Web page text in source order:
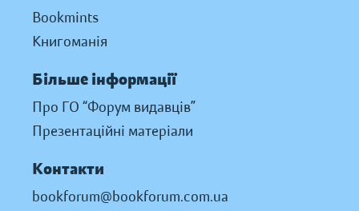
Bookmints
Книгоманія
Більше інформації
Про ГО “Форум видавців”
Презентаційні матеріали
Контакти
bookforum@bookforum.com.ua